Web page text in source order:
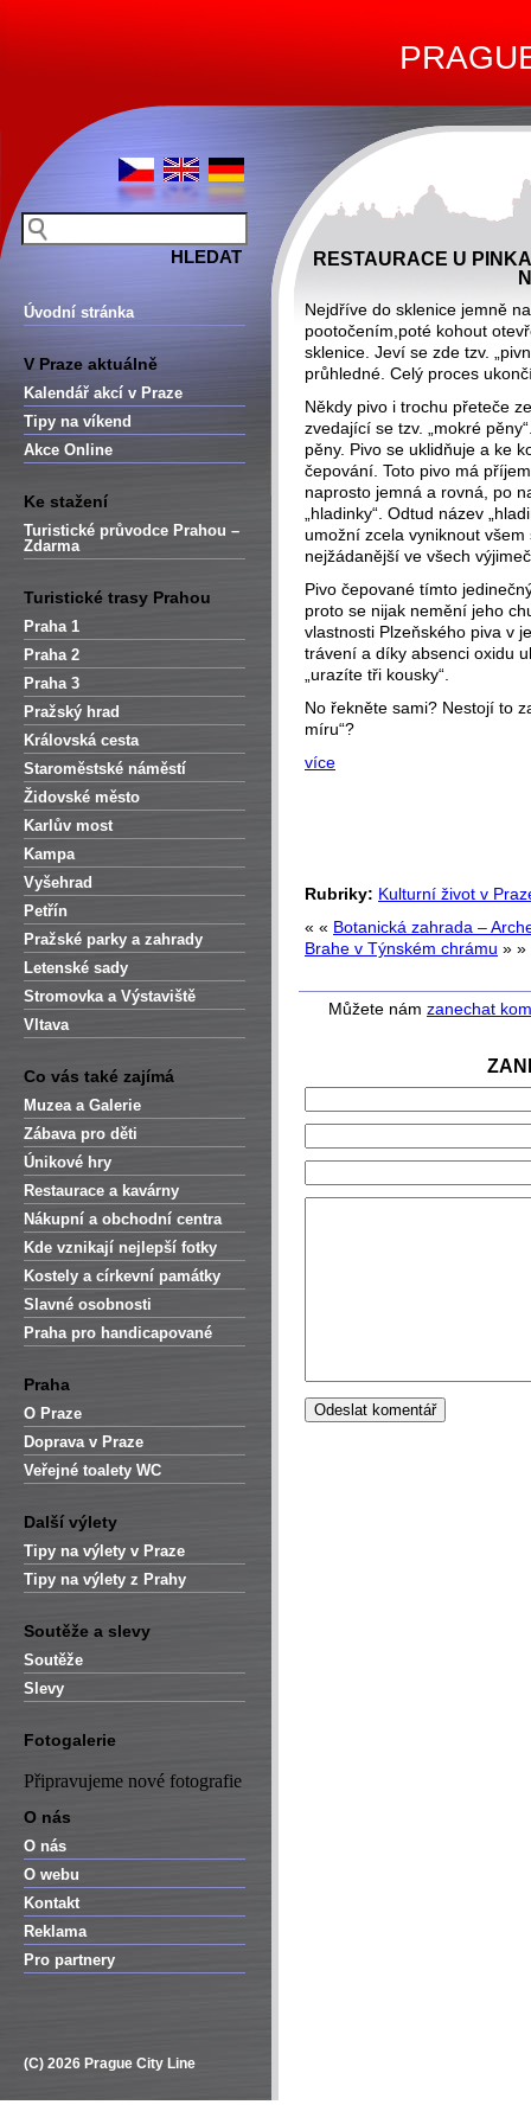
Úvodní stránka
V Praze aktuálně
Kalendář akcí v Praze
Tipy na víkend
Akce Online
Ke stažení
Turistické průvodce Prahou –
Zdarma
Turistické trasy Prahou
Praha 1
Praha 2
Praha 3
Pražský hrad
Královská cesta
Staroměstské náměstí
Židovské město
Karlův most
Kampa
Vyšehrad
Petřín
Pražské parky a zahrady
Letenské sady
Stromovka a Výstaviště
Vltava
Co vás také zajímá
Muzea a Galerie
Zábava pro děti
Únikové hry
Restaurace a kavárny
Nákupní a obchodní centra
Kde vznikají nejlepší fotky
Kostely a církevní památky
Slavné osobnosti
Praha pro handicapované
Praha
O Praze
Doprava v Praze
Veřejné toalety WC
Další výlety
Tipy na výlety v Praze
Tipy na výlety z Prahy
Soutěže a slevy
Soutěže
Slevy
Fotogalerie
Připravujeme nové fotografie
O nás
O nás
O webu
Kontakt
Reklama
Pro partnery
(C) 2026 Prague City Line
RESTAURACE U
Nejdříve do sklenice jemně
pootočením,poté kohout
sklenice. Jeví se zde tzv.
průhledné. Celý proces
Někdy pivo i trochu přeteče
zvedající se tzv. „mokré
pěny. Pivo se uklidňuje a ke
čepování. Toto pivo má
naprosto jemná a rovná, po
„hladinky“. Odtud název
umožní zcela vyniknout
nejžádanější ve všech
Pivo čepované tímto
proto se nijak nemění jeho
vlastnosti Plzeňského piva v
trávení a díky absenci oxidu
„urazíte tři kousky“.
No řekněte sami? Nestojí to
míru“?
více
Rubriky: Kulturní život v
« « Botanická zahrada –
Brahe v Týnském chrámu » »
Můžete nám zanechat